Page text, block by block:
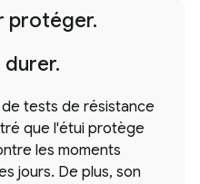
protéger.
durer.
tests de résistance
que l'étui protège
les moments
jours. De plus, son